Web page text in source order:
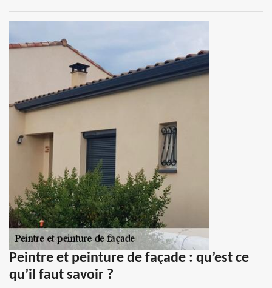
Peintre et peinture de façade : qu’est ce
qu’il faut savoir ?